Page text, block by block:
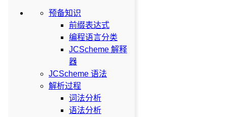
预备知识
前缀表达式
编程语言分类
JCScheme 解释
器
JCScheme 语法
解析过程
词法分析
语法分析